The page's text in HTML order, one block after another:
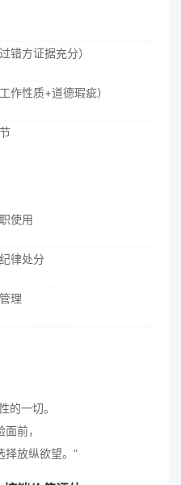
错方证据充分）
作性质+道德瑕疵）
使用
律处分
理
的一切。
前，
择放纵欲望。”